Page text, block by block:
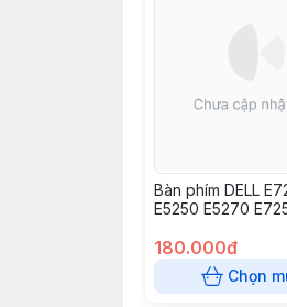
Bàn phím DELL
E5250 E5270
180.000đ
Chọn